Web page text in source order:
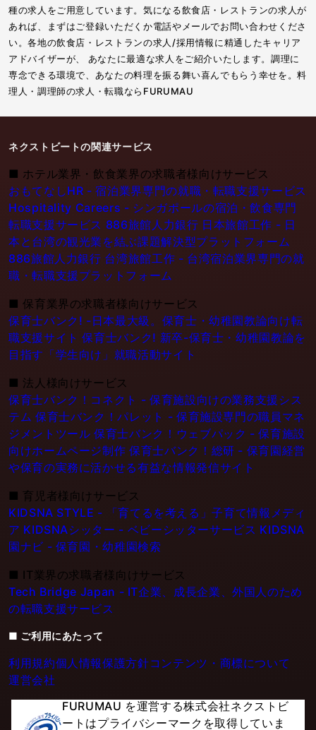
種の求人をご用意しています。気になる飲食店・レストランの求人が
あれば、まずはご登録いただくか電話やメールでお問い合わせくださ
い。各地の飲食店・レストランの求人/採用情報に精通したキャリア
アドバイザーが、 あなたに最適な求人をご紹介いたします。調理に
専念できる環境で、あなたの料理を振る舞い喜んでもらう幸せを。料
理人・調理師の求人・転職ならFURUMAU
ネクストビートの関連サービス
■ ホテル業界・飲食業界の求職者様向けサービス
おもてなしHR - 宿泊業界専門の就職・転職支援サービス
Hospitality Careers - シンガポールの宿泊・飲食専門
転職支援サービス 886旅館人力銀行 日本旅館工作 - 日
本と台湾の観光業を結ぶ課題解決型プラットフォーム
886旅館人力銀行 台湾旅館工作 - 台湾宿泊業界専門の就
職・転職支援プラットフォーム
■ 保育業界の求職者様向けサービス
保育士バンク! -日本最大級。保育士・幼稚園教論向け転
職支援サイト 保育士バンク! 新卒-保育士・幼稚園教論を
目指す「学生向け」就職活動サイト
■ 法人様向けサービス
保育士バンク！コネクト - 保育施設向けの業務支援シス
テム 保育士バンク！パレット - 保育施設専門の職員マネ
ジメントツール 保育士バンク！ウェブパック - 保育施設
向けホームページ制作 保育士バンク！総研 - 保育園経営
や保育の実務に活かせる有益な情報発信サイト
■ 育児者様向けサービス
KIDSNA STYLE - 「育てるを考える」子育て情報メディ
ア KIDSNAシッター - ベビーシッターサービス KIDSNA
園ナビ - 保育園・幼稚園検索
■ IT業界の求職者様向けサービス
Tech Bridge Japan - IT企業、成長企業、外国人のため
の転職支援サービス
■ ご利用にあたって
利用規約個人情報保護方針コンテンツ・商標について
運営会社
FURUMAU を運営する株式会社ネクストビ
ートはプライバシーマークを取得していま